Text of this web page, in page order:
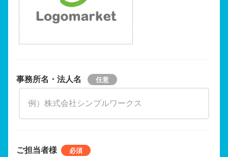
事務所名・法人名
ご担当者様